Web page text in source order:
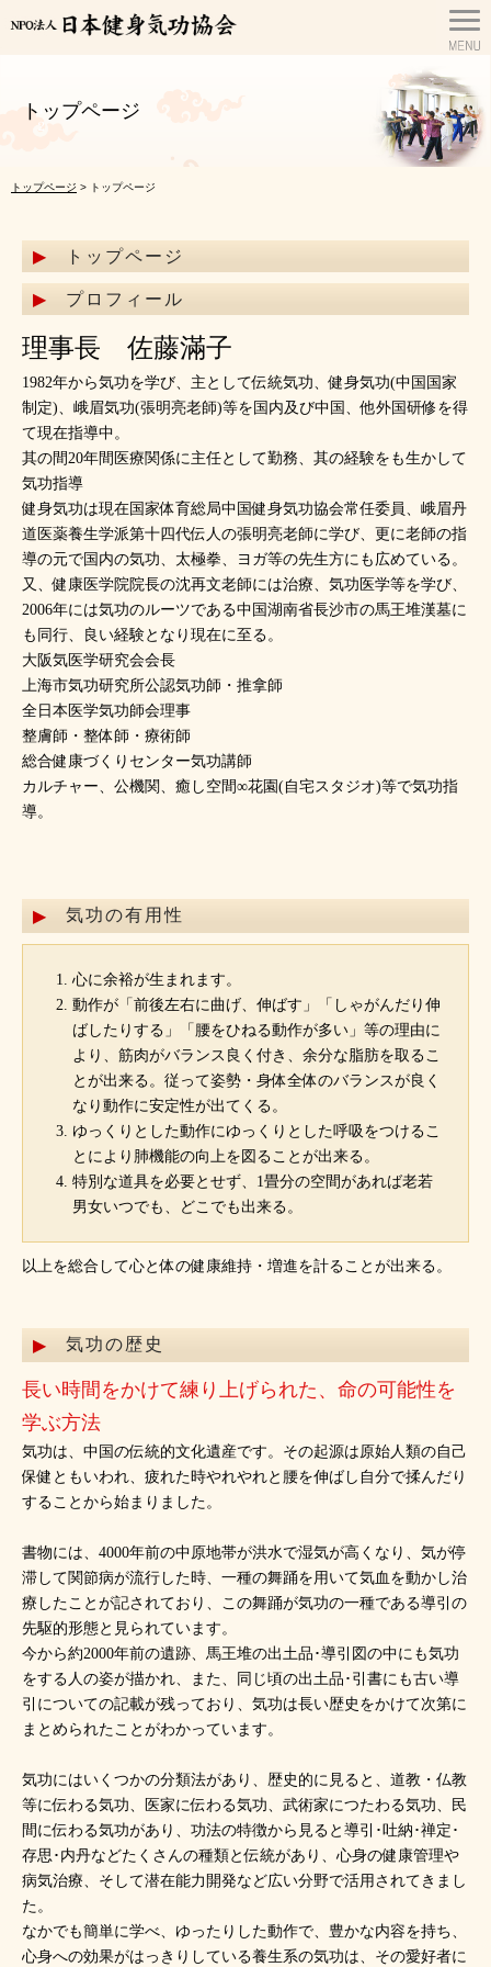
トップページ
トップページ > トップページ
トップページ
プロフィール
理事長 佐藤滿子
1982年から気功を学び、主として伝統気功、健身気功(中国国家
制定)、峨眉気功(張明亮老師)等を国内及び中国、他外国研修を得
て現在指導中。
其の間20年間医療関係に主任として勤務、其の経験をも生かして
気功指導
健身気功は現在国家体育総局中国健身気功協会常任委員、峨眉丹
道医薬養生学派第十四代伝人の張明亮老師に学び、更に老師の指
導の元で国内の気功、太極拳、ヨガ等の先生方にも広めている。
又、健康医学院院長の沈再文老師には治療、気功医学等を学び、
2006年には気功のルーツである中国湖南省長沙市の馬王堆漢墓に
も同行、良い経験となり現在に至る。
大阪気医学研究会会長
上海市気功研究所公認気功師・推拿師
全日本医学気功師会理事
整膚師・整体師・療術師
総合健康づくりセンター気功講師
カルチャー、公機関、癒し空間∞花園(自宅スタジオ)等で気功指
導。
気功の有用性
心に余裕が生まれます。
動作が「前後左右に曲げ、伸ばす」「しゃがんだり伸
ばしたりする」「腰をひねる動作が多い」等の理由に
より、筋肉がバランス良く付き、余分な脂肪を取るこ
とが出来る。従って姿勢・身体全体のバランスが良く
なり動作に安定性が出てくる。
ゆっくりとした動作にゆっくりとした呼吸をつけるこ
とにより肺機能の向上を図ることが出来る。
特別な道具を必要とせず、1畳分の空間があれば老若
男女いつでも、どこでも出来る。
以上を総合して心と体の健康維持・増進を計ることが出来る。
気功の歴史
長い時間をかけて練り上げられた、命の可能性を
学ぶ方法
気功は、中国の伝統的文化遺産です。その起源は原始人類の自己
保健ともいわれ、疲れた時やれやれと腰を伸ばし自分で揉んだり
することから始まりました。
書物には、4000年前の中原地帯が洪水で湿気が高くなり、気が停
滞して関節病が流行した時、一種の舞踊を用いて気血を動かし治
療したことが記されており、この舞踊が気功の一種である導引の
先駆的形態と見られています。
今から約2000年前の遺跡、馬王堆の出土品･導引図の中にも気功
をする人の姿が描かれ、また、同じ頃の出土品･引書にも古い導
引についての記載が残っており、気功は長い歴史をかけて次第に
まとめられたことがわかっています。
気功にはいくつかの分類法があり、歴史的に見ると、道教・仏教
等に伝わる気功、医家に伝わる気功、武術家につたわる気功、民
間に伝わる気功があり、功法の特徴から見ると導引･吐納･禅定･
存思･内丹などたくさんの種類と伝統があり、心身の健康管理や
病気治療、そして潜在能力開発など広い分野で活用されてきまし
た。
なかでも簡単に学べ、ゆったりした動作で、豊かな内容を持ち、
心身への効果がはっきりしている養生系の気功は、その愛好者に